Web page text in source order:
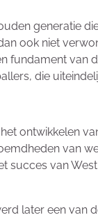
generatie
ook niet
van
die
ontwikkelen
van
succes van
later een